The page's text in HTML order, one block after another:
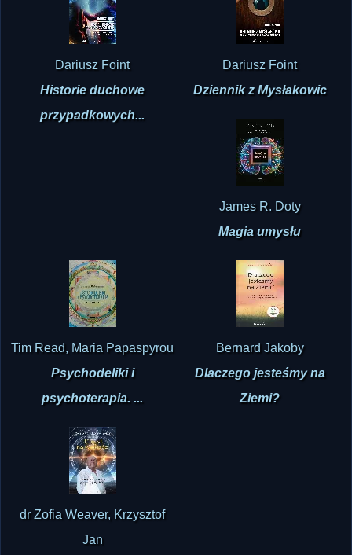
Dariusz Foint
Historie duchowe
przypadkowych...
Dariusz Foint
Dziennik z Mysłakowic
James R. Doty
Magia umysłu
Tim Read, Maria Papaspyrou
Psychodeliki i
psychoterapia. ...
Bernard Jakoby
Dlaczego jesteśmy na
Ziemi?
dr Zofia Weaver, Krzysztof
Jan